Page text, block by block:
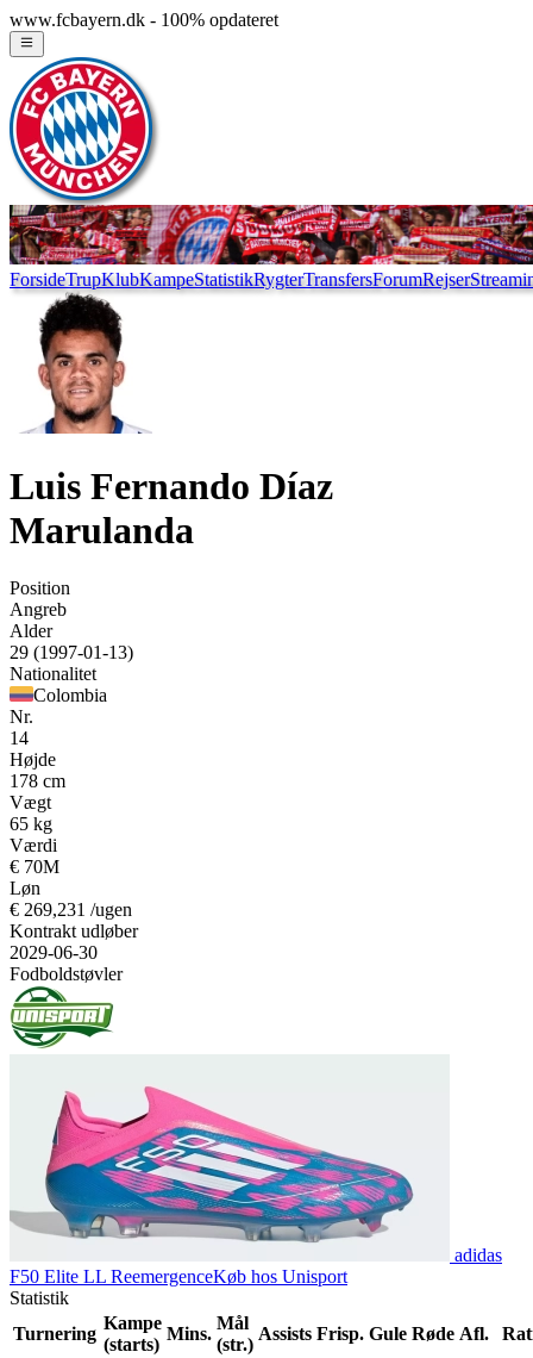
www.fcbayern.dk - 100% opdateret
ForsideTrupKlubKampeStatistikRygterTransfersForumRejser
Luis Fernando Díaz
Marulanda
Position
Angreb
Alder
29 (1997-01-13)
Nationalitet
Colombia
Nr.
14
Højde
178 cm
Vægt
65 kg
Værdi
€ 70M
Løn
€ 269,231 /ugen
Kontrakt udløber
2029-06-30
Fodboldstøvler
adidas
F50 Elite LL ReemergenceKøb hos Unisport
Statistik
Turnering
Kampe
(starts)
Mins.
Mål
(str.)
Assists Frisp. Gule Røde Afl.